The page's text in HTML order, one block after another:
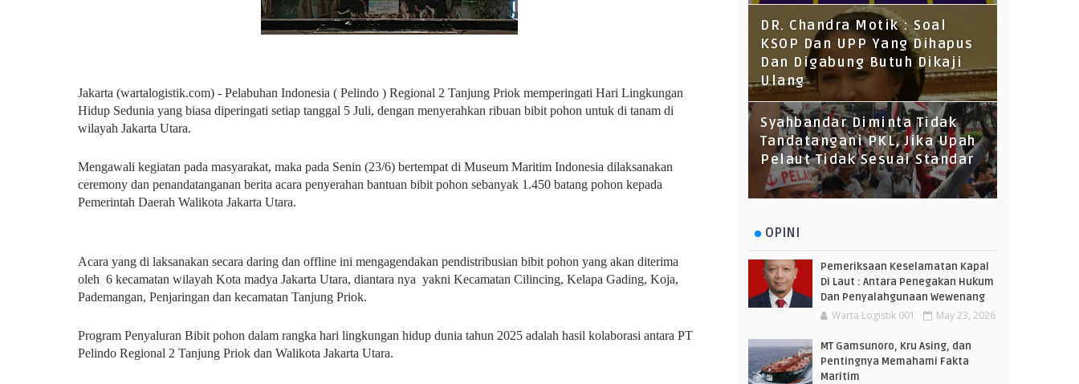
Jakarta (wartalogistik.com) - Pelabuhan Indonesia ( Pelindo ) Regional 2 Tanjung Priok memperingati Hari Lingkungan
Hidup Sedunia yang biasa diperingati setiap tanggal 5 Juli, dengan menyerahkan ribuan bibit pohon untuk di tanam di
wilayah Jakarta Utara.
Mengawali kegiatan pada masyarakat, maka pada Senin (23/6) bertempat di Museum Maritim Indonesia dilaksanakan
ceremony dan penandatanganan berita acara penyerahan bantuan bibit pohon sebanyak 1.450 batang pohon kepada
Pemerintah Daerah Walikota Jakarta Utara.
Acara yang di laksanakan secara daring dan offline ini mengagendakan pendistribusian bibit pohon yang akan diterima
oleh 6 kecamatan wilayah Kota madya Jakarta Utara, diantara nya yakni Kecamatan Cilincing, Kelapa Gading, Koja,
Pademangan, Penjaringan dan kecamatan Tanjung Priok.
Program Penyaluran Bibit pohon dalam rangka hari lingkungan hidup dunia tahun 2025 adalah hasil kolaborasi antara PT
Pelindo Regional 2 Tanjung Priok dan Walikota Jakarta Utara.
DR. Chandra Motik : Soal
KSOP Dan UPP Yang Dihapus
Dan Digabung Butuh Dikaji
Ulang
Syahbandar Diminta Tidak
Tandatangani PKL, Jika Upah
Pelaut Tidak Sesuai Standar
OPINI
Pemeriksaan Keselamatan Kapal
Di Laut : Antara Penegakan Hukum
Dan Penyalahgunaan Wewenang
Warta Logistik 001 May 23, 2026
MT Gamsunoro, Kru Asing, dan
Pentingnya Memahami Fakta
Maritim